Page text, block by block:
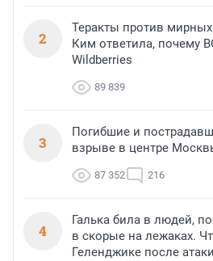
2
Теракты против
Ким ответила, почему
Wildberries
89 839
3
Погибшие и
взрыве в центре
87 352 216
4
Галька била в людей,
в скорые на лежаках.
Геленджике после